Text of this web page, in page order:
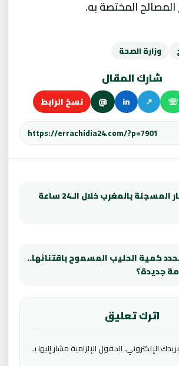
المختصة به.
وزارة الصحة
شارك المقال
☏
↗
in
@ نسخ الرابط
مقاييس الأمطار المسجلة بالمغرب خلال الـ24 ساعة
كمية الحليب المسموح باقتنائها..
جديدة؟
اترك تعليق
الإلكتروني.الحقول الإلزامية مشار إليها بـ